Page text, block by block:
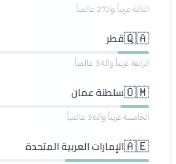
الثالثة عربياً والـ27 عالمياً
🇶🇦قطر
الرابعة عربياً والـ34 عالمياً
🇴🇲سلطنة عمان
الخامسة عربياً والـ36 عالمياً
🇦🇪الإمارات العربية المتحدة